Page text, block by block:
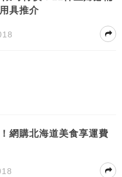
具推介
網購北海道美食享運費